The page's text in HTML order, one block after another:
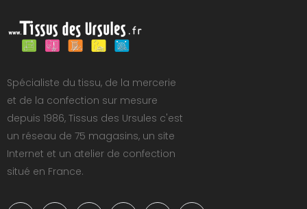
Spécialiste du tissu, de la mercerie
et de la confection sur mesure
depuis 1986, Tissus des Ursules c'est
un réseau de 75 magasins, un site
Internet et un atelier de confection
situé en France.